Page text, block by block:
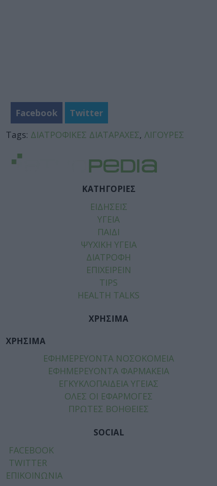
Facebook
Twitter
Tags: ΔΙΑΤΡΟΦΙΚΕΣ ΔΙΑΤΑΡΑΧΕΣ, ΛΙΓΟΥΡΕΣ
ΚΑΤΗΓΟΡΙΕΣ
ΕΙΔΗΣΕΙΣ
ΥΓΕΙΑ
ΠΑΙΔΙ
ΨΥΧΙΚΗ ΥΓΕΙΑ
ΔΙΑΤΡΟΦΗ
ΕΠΙΧΕΙΡΕΙΝ
TIPS
HEALTH TALKS
ΧΡΗΣΙΜΑ
ΧΡΗΣΙΜΑ
ΕΦΗΜΕΡΕΥΟΝΤΑ ΝΟΣΟΚΟΜΕΙΑ
ΕΦΗΜΕΡΕΥΟΝΤΑ ΦΑΡΜΑΚΕΙΑ
ΕΓΚΥΚΛΟΠΑΙΔΕΙΑ ΥΓΕΙΑΣ
ΟΛΕΣ ΟΙ ΕΦΑΡΜΟΓΕΣ
ΠΡΩΤΕΣ ΒΟΗΘΕΙΕΣ
SOCIAL
FACEBOOK
TWITTER
ΕΠΙΚΟΙΝΩΝΙΑ